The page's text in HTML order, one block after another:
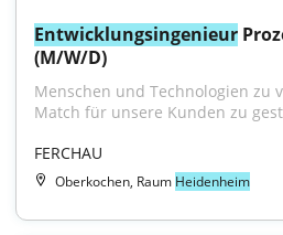
Entwicklungsingenieur
(M/W/D)
Menschen und Technologien zu
Match für unsere Kunden zu
FERCHAU
Oberkochen, Raum Heidenheim